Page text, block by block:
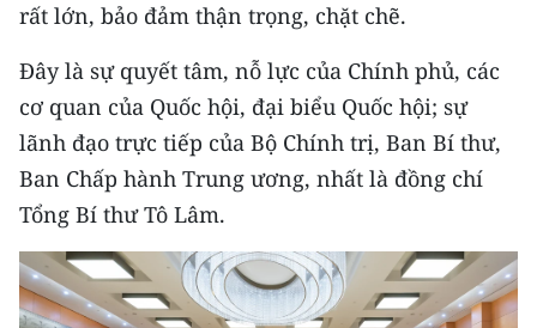
rất lớn, bảo đảm thận trọng, chặt chẽ.
Đây là sự quyết tâm, nỗ lực của Chính phủ, các
cơ quan của Quốc hội, đại biểu Quốc hội; sự
lãnh đạo trực tiếp của Bộ Chính trị, Ban Bí thư,
Ban Chấp hành Trung ương, nhất là đồng chí
Tổng Bí thư Tô Lâm.